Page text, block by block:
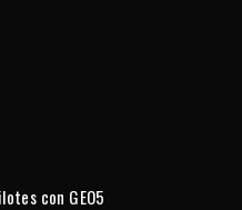
con GEO5